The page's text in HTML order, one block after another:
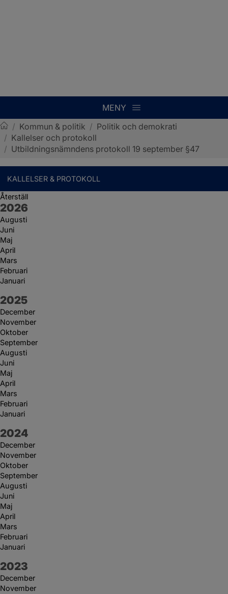
MENY
Sotenäs kommun
/ Kommun & politik / Politik och demokrati
/ Kallelser och protokoll
/ Utbildningsnämndens protokoll 19 september §47
KALLELSER & PROTOKOLL
Återställ
År:
2026
Augusti
Juni
Maj
April
Mars
Februari
Januari
År:
2025
December
November
Oktober
September
Augusti
Juni
Maj
April
Mars
Februari
Januari
År:
2024
December
November
Oktober
September
Augusti
Juni
Maj
April
Mars
Februari
Januari
År:
2023
December
November